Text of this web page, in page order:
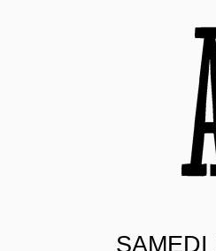
SAMEDI